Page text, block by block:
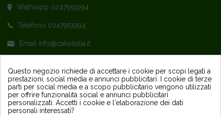
Wathsapp 0247951994
Telefono 0247951994
Email info@cakeitalia.it
dalle ore 9,30 alle 14 e dalle 15 alle 18
Questo negozio richiede di accettare i cookie per scopi legati a
prestazioni, social media e annunci pubblicitari. I cookie di terze
parti per social media e a scopo pubblicitario vengono utilizzati
per offrire funzionalità social e annunci pubblicitari
personalizzati. Accetti i cookie e l'elaborazione dei dati
personali interessati?